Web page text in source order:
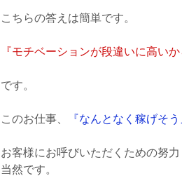
こちらの答えは簡単です。
『モチベーションが段違いに高いか
です。
このお仕事、 『なんとなく稼げそう
お客様にお呼びいただくための努
当然です。